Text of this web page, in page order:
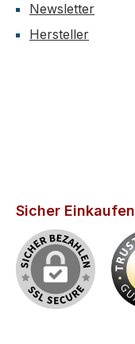
Newsletter
Hersteller
Sicher Einkaufen